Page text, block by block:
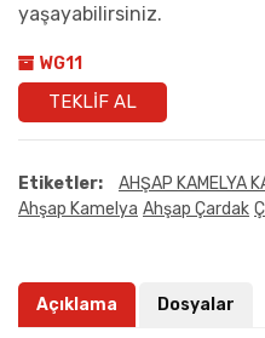
yaşayabilirsiniz.
WG11
TEKLIF AL
Etiketler: AHŞAP KAMELYA
Ahşap Kamelya Ahşap Çardak
Açıklama Dosyalar